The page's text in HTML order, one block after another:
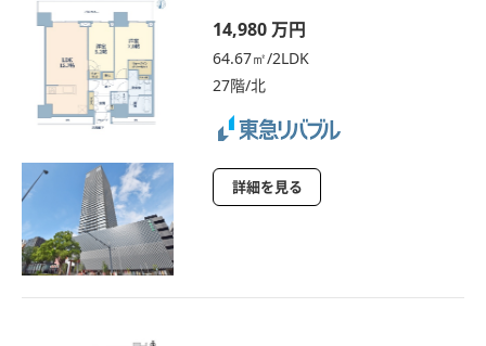
14,980 万円
64.67㎡/2LDK
27階/北
詳細を見る